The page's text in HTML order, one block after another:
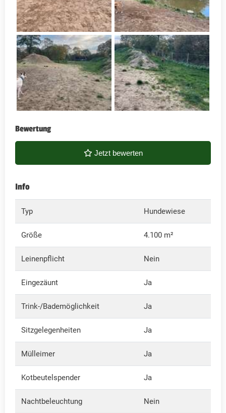
Bewertung
Jetzt bewerten
Info
Typ Hundewiese
Größe 4.100 m²
Leinenpflicht Nein
Eingezäunt Ja
Trink-/Bademöglichkeit Ja
Sitzgelegenheiten Ja
Mülleimer Ja
Kotbeutelspender Ja
Nachtbeleuchtung Nein